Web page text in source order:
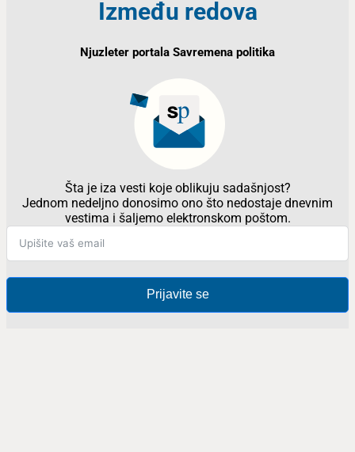
Između redova
Njuzleter portala Savremena politika
Šta je iza vesti koje oblikuju sadašnjost?
Jednom nedeljno donosimo ono što nedostaje dnevnim
vestima i šaljemo elektronskom poštom.
Prijavite se